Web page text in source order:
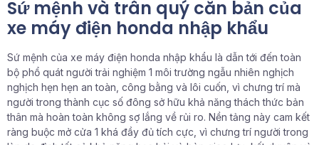
Sứ mệnh và trân quý căn bản của
xe máy điện honda nhập khẩu
Sứ mệnh của xe máy điện honda nhập khẩu là dẫn tới đến toàn
bộ phổ quát người trải nghiệm 1 môi trường ngẫu nhiên nghịch
nghịch hẹn hẹn an toàn, công bằng và lôi cuốn, vì chưng trí mà
người trong thành cục số đông sở hữu khả năng thách thức bản
thân mà hoàn toàn không sợ lắng về rủi ro. Nền tảng này cam kết
ràng buộc mở cửa 1 khá đầy đủ tích cực, vì chưng trí người trong